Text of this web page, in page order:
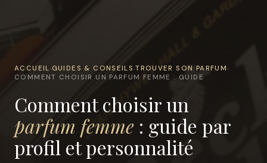
ACCUEIL ›GUIDES & CONSEILS ›TROUVER SON PARFUM ›
COMMENT CHOISIR UN PARFUM FEMME : GUIDE
Comment choisir un
parfum femme : guide par
profil et personnalité